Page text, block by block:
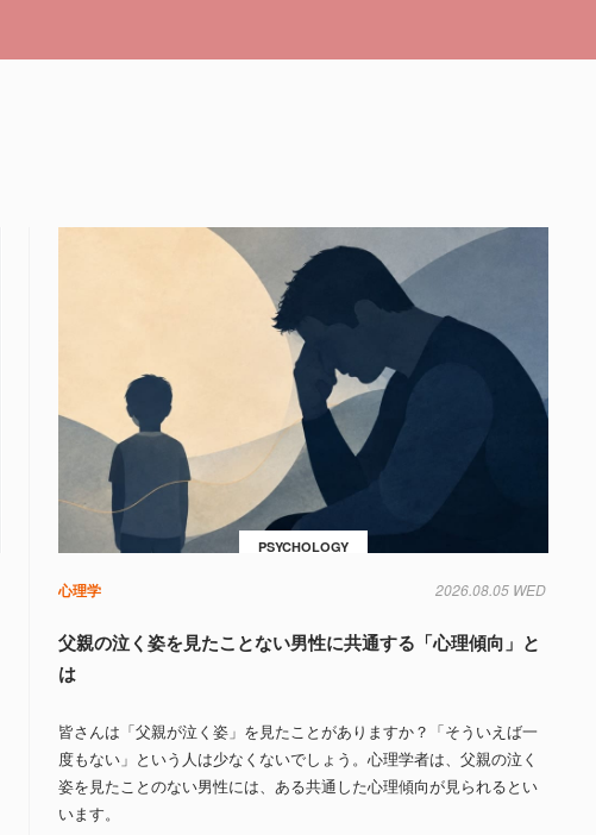
PSYCHOLOGY
心理学 2026.08.05 WED
父親の泣く姿を見たことない男性に共通する「心理傾向」と
は
皆さんは「父親が泣く姿」を見たことがありますか？「そういえば一
度もない」という人は少なくないでしょう。心理学者は、父親の泣く
姿を見たことのない男性には、ある共通した心理傾向が見られるとい
います。